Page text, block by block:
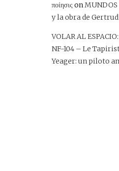
ποίησις onMUNDOS
y la obra de
VOLAR AL
NF-104 – Le
Yeager: un piloto